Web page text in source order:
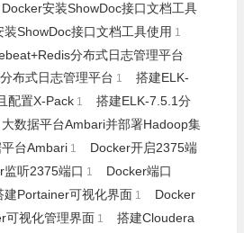
Docker安装ShowDoc接口文档工具
装ShowDoc接口文档工具使用 1
分布式日志管理平台
布式日志管理平台 1
搭建ELK-
配置X-Pack 1
搭建ELK-7.5.1分
大数据平台Ambari并部署Hadoop集
台Ambari 1
Docker开启2375端
监听2375端口 1 Docker端口
建Portainer可视化界面 1
Docker
可视化管理界面 1
搭建Cloudera